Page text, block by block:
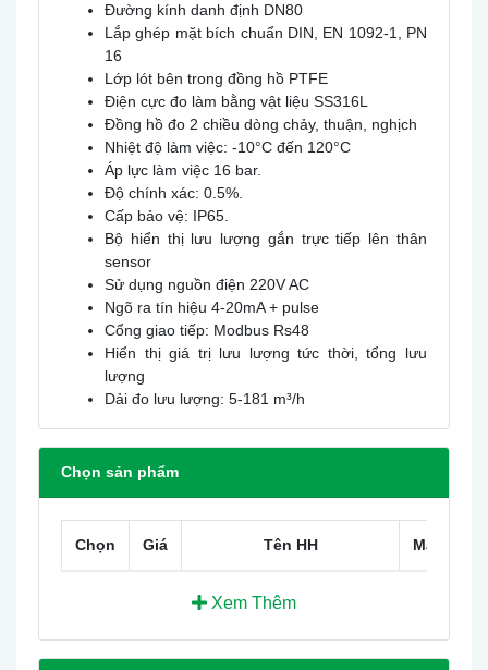
Đường kính danh định DN80
Lắp ghép mặt bích chuẩn DIN, EN 1092-1, PN
16
Lớp lót bên trong đồng hồ PTFE
Điện cực đo làm bằng vật liệu SS316L
Đồng hồ đo 2 chiều dòng chảy, thuận, nghịch
Nhiệt độ làm việc: -10°C đến 120°C
Áp lực làm việc 16 bar.
Độ chính xác: 0.5%.
Cấp bảo vệ: IP65.
Bộ hiển thị lưu lượng gắn trực tiếp lên thân
sensor
Sử dụng nguồn điện 220V AC
Ngõ ra tín hiệu 4-20mA + pulse
Cổng giao tiếp: Modbus Rs48
Hiển thị giá trị lưu lượng tức thời, tổng lưu
lượng
Dải đo lưu lượng: 5-181 m³/h
Chọn sản phẩm
Chọn Giá Tên HH Mã HH
Xem Thêm